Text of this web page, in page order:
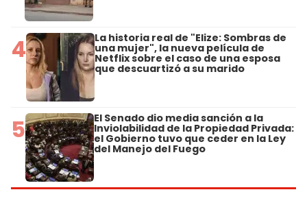
4 La historia real de "Elize: Sombras de
una mujer", la nueva película de
Netflix sobre el caso de una esposa
que descuartizó a su marido
5 El Senado dio media sanción a la
Inviolabilidad de la Propiedad Privada:
el Gobierno tuvo que ceder en la Ley
del Manejo del Fuego